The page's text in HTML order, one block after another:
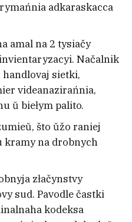
adkaraskacca
amal na 2 tysiačy
Načalnik
handlovaj sietki,
videanazirańnia,
ŭ biełym palito.
što ŭžo raniej
kramy na drobnych
złačynstvy
sud. Pavodle častki
kodeksa
jaki
z